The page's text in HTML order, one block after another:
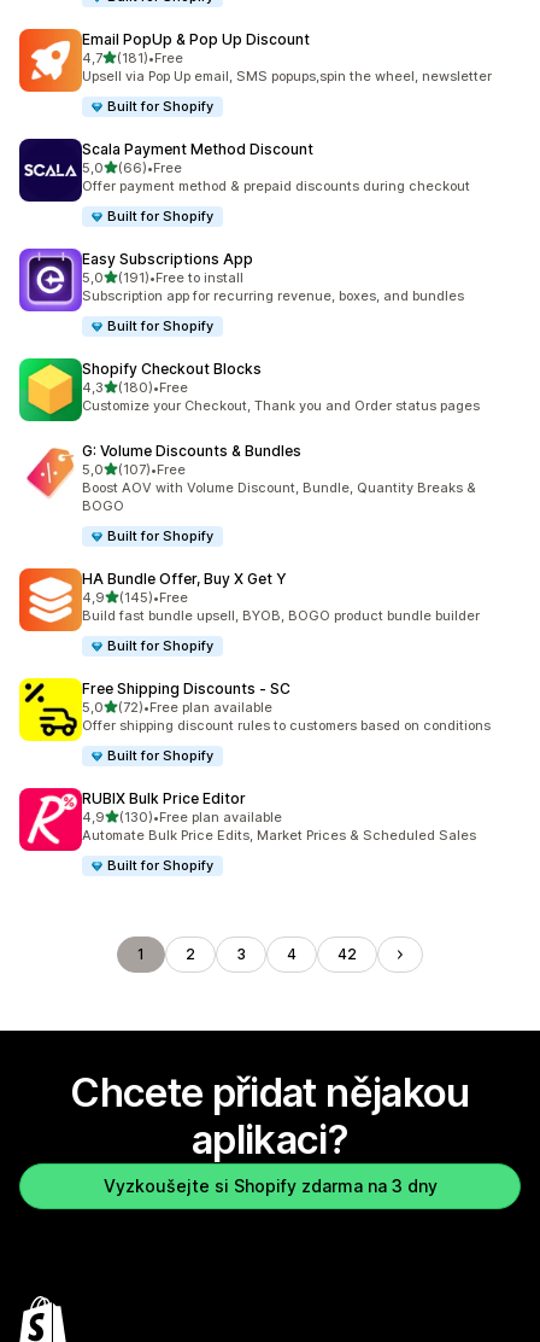
Email PopUp & Pop Up Discount
4,7z 5 hvězd
(181)
Celkový počet recenzí: 181
•Free
Upsell via Pop Up email, SMS popups,spin the wheel, newsletter
Built for Shopify
Scala Payment Method Discount
5,0z 5 hvězd
(66)
Celkový počet recenzí: 66
•Free
Offer payment method & prepaid discounts during checkout
Built for Shopify
Easy Subscriptions App
5,0z 5 hvězd
(191)
Celkový počet recenzí: 191
•Free to install
Subscription app for recurring revenue, boxes, and bundles
Built for Shopify
Shopify Checkout Blocks
4,3z 5 hvězd
(180)
Celkový počet recenzí: 180
•Free
Customize your Checkout, Thank you and Order status pages
G: Volume Discounts & Bundles
5,0z 5 hvězd
(107)
Celkový počet recenzí: 107
•Free
Boost AOV with Volume Discount, Bundle, Quantity Breaks &
BOGO
Built for Shopify
HA Bundle Offer, Buy X Get Y
4,9z 5 hvězd
(145)
Celkový počet recenzí: 145
•Free
Build fast bundle upsell, BYOB, BOGO product bundle builder
Built for Shopify
Free Shipping Discounts ‑ SC
5,0z 5 hvězd
(72)
Celkový počet recenzí: 72
•Free plan available
Offer shipping discount rules to customers based on conditions
Built for Shopify
RUBIX Bulk Price Editor
4,9z 5 hvězd
(130)
Celkový počet recenzí: 130
•Free plan available
Automate Bulk Price Edits, Market Prices & Scheduled Sales
Built for Shopify
1 2 3 4 42
Chcete přidat nějakou
aplikaci?
Vyzkoušejte si Shopify zdarma na 3 dny